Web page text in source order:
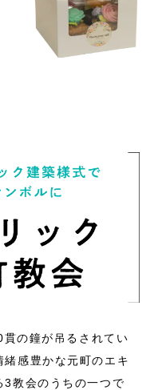
の鐘が吊るされてい
感豊かな元町のエキ
3教会のうちの一つで